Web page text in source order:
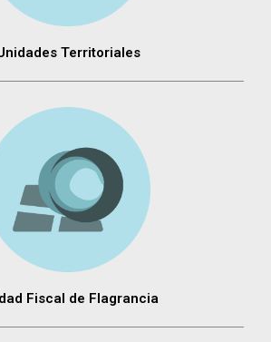
Territoriales
Fiscal de Flagrancia